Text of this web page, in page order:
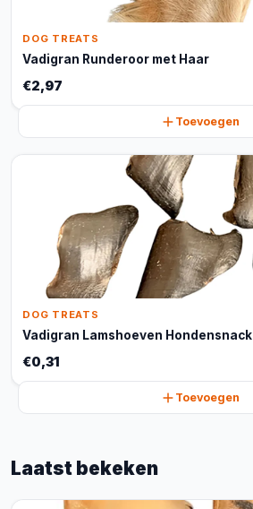
DOG TREATS
Vadigran Runderoor met Haar
€2,97
Toevoegen
DOG TREATS
Vadigran Lamshoeven Hondensnack
€0,31
Toevoegen
Laatst bekeken